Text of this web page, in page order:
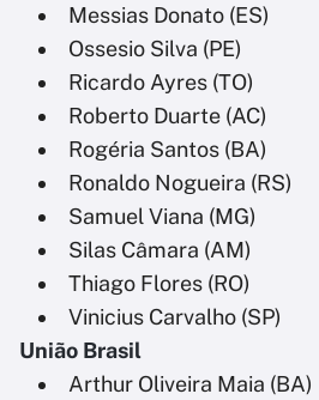
Messias Donato (ES)
Ossesio Silva (PE)
Ricardo Ayres (TO)
Roberto Duarte (AC)
Rogéria Santos (BA)
Ronaldo Nogueira (RS)
Samuel Viana (MG)
Silas Câmara (AM)
Thiago Flores (RO)
Vinicius Carvalho (SP)
União Brasil
Arthur Oliveira Maia (BA)